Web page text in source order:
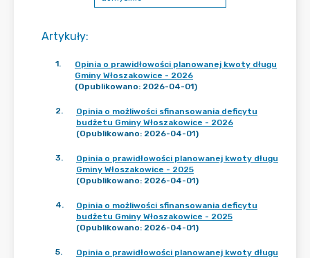
Artykuły:
1.
Opinia o prawidłowości planowanej kwoty długu
Gminy Włoszakowice - 2026
(Opublikowano: 2026-04-01)
2.
Opinia o możliwości sfinansowania deficytu
budżetu Gminy Włoszakowice - 2026
(Opublikowano: 2026-04-01)
3.
Opinia o prawidłowości planowanej kwoty długu
Gminy Włoszakowice - 2025
(Opublikowano: 2026-04-01)
4.
Opinia o możliwości sfinansowania deficytu
budżetu Gminy Włoszakowice - 2025
(Opublikowano: 2026-04-01)
5.
Opinia o prawidłowości planowanej kwoty długu